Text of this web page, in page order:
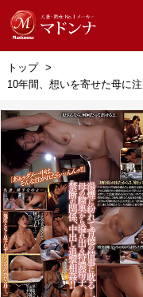
トップ
10年間、想いを寄せた母に